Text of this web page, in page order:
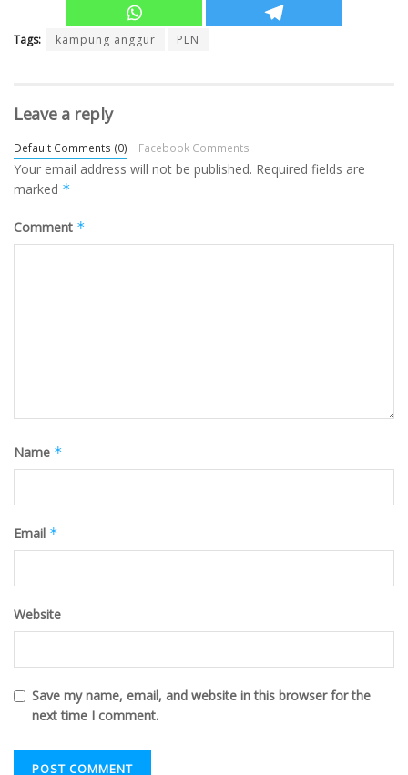
Tags: kampung anggur PLN
Leave a reply
Default Comments (0) Facebook Comments
Your email address will not be published. Required fields are
marked *
Comment *
Name *
Email *
Website
Save my name, email, and website in this browser for the
next time I comment.